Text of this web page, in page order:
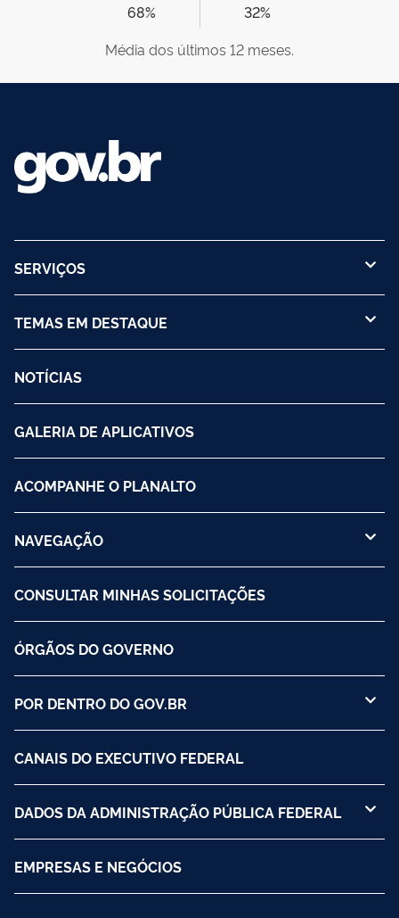
68%
32%
Média dos últimos 12 meses.
SERVIÇOS
TEMAS EM DESTAQUE
NOTÍCIAS
GALERIA DE APLICATIVOS
ACOMPANHE O PLANALTO
NAVEGAÇÃO
CONSULTAR MINHAS SOLICITAÇÕES
ÓRGÃOS DO GOVERNO
POR DENTRO DO GOV.BR
CANAIS DO EXECUTIVO FEDERAL
DADOS DA ADMINISTRAÇÃO PÚBLICA FEDERAL
EMPRESAS E NEGÓCIOS